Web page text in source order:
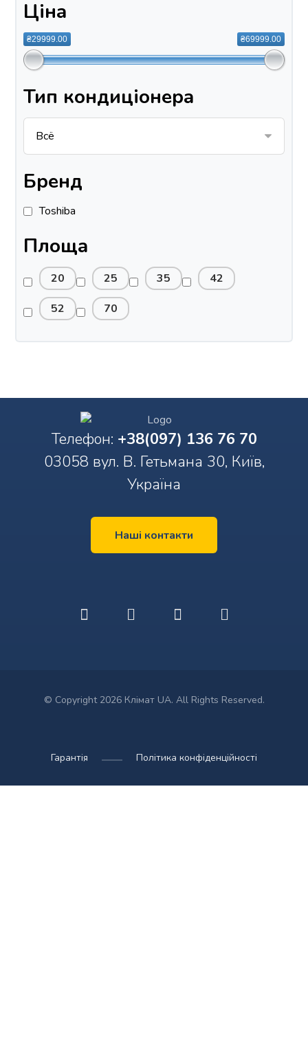
Ціна
₴29999.00 ₴69999.00
Тип кондиціонера
Бренд
Toshiba
Площа
20 25 35
42
52
70
Телефон: +38(097) 136 76 70
03058 вул. В. Гетьмана 30, Київ,
Україна
Наші контакти
© Copyright 2026 Клімат UA. All Rights Reserved.
Політика конфіденційності
Гарантія